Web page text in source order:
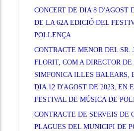
CONCERT DE DIA 8 D'AGOST
DE LA 62A EDICIÓ DEL
POLLENÇA
CONTRACTE MENOR DEL SR.
FLORIT, COM A DIRECTOR
SIMFONICA ILLES BALEARS,
DIA 12 D'AGOST DE 2023, EN
FESTIVAL DE MÚSICA DE
CONTRACTE DE SERVEIS DE
PLAGUES DEL MUNICIPI DE